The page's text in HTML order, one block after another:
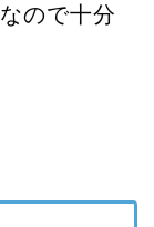
なので十分